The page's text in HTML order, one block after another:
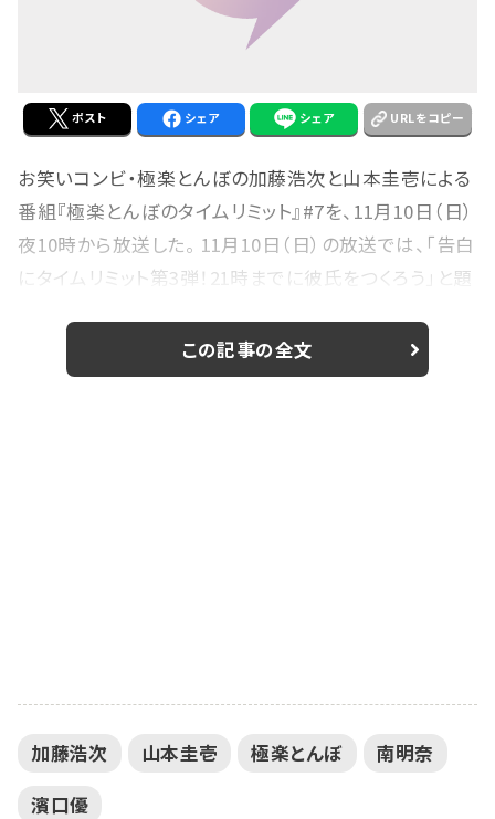
ポスト シェア シェア URLをコピー
お笑いコンビ・極楽とんぼの加藤浩次と山本圭壱による
番組『極楽とんぼのタイムリミット』#7を、11月10日（日）
夜10時から放送した。 11月10日（日）の放送では、「告白
にタイムリミット第3弾！21時までに彼氏をつくろう」と題
し、失敗したとしても制限時間以内なら、他の気になる
相手に何人でも告白することができる、本番組で人気の
この記事の全文
加藤浩次 山本圭壱 極楽とんぼ
南明奈
濱口優